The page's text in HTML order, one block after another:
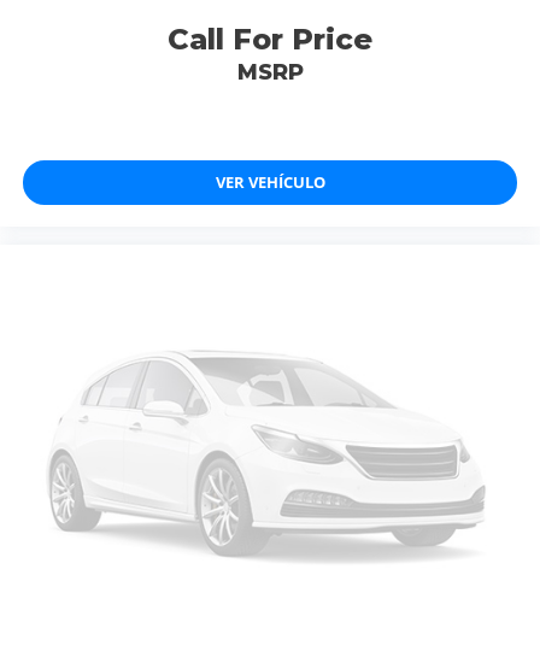
Call For Price
MSRP
VER VEHÍCULO